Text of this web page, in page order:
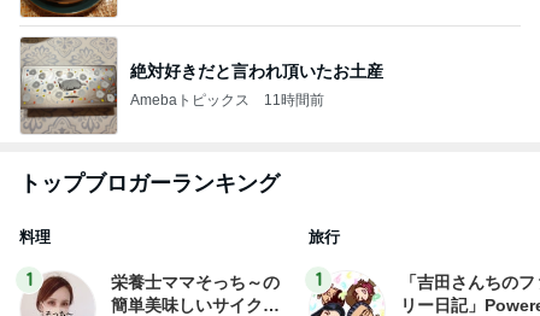
絶対好きだと言われ頂いたお土産
Amebaトピックス 11時間前
トップブロガーランキング
料理
1
栄養士ママそっち～の
簡単美味しいサイクル
旅行
1
「吉田さんちの
リー日記」